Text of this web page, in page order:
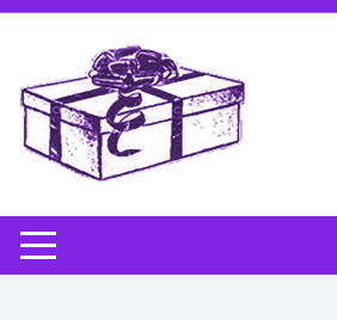
Skip